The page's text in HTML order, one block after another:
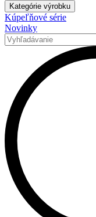
Kategórie výrobku
Kúpeľňové série
Novinky